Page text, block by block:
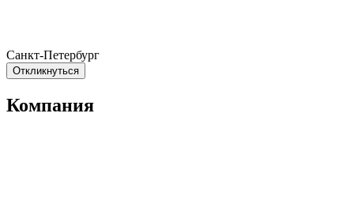
Санкт-Петербург
Откликнуться
Компания